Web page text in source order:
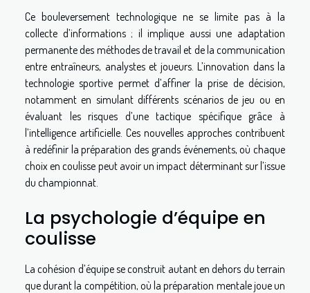
Ce bouleversement technologique ne se limite pas à la
collecte d’informations ; il implique aussi une adaptation
permanente des méthodes de travail et de la communication
entre entraîneurs, analystes et joueurs. L’innovation dans la
technologie sportive permet d’affiner la prise de décision,
notamment en simulant différents scénarios de jeu ou en
évaluant les risques d’une tactique spécifique grâce à
l’intelligence artificielle. Ces nouvelles approches contribuent
à redéfinir la préparation des grands événements, où chaque
choix en coulisse peut avoir un impact déterminant sur l’issue
du championnat.
La psychologie d’équipe en
coulisse
La cohésion d’équipe se construit autant en dehors du terrain
que durant la compétition, où la préparation mentale joue un